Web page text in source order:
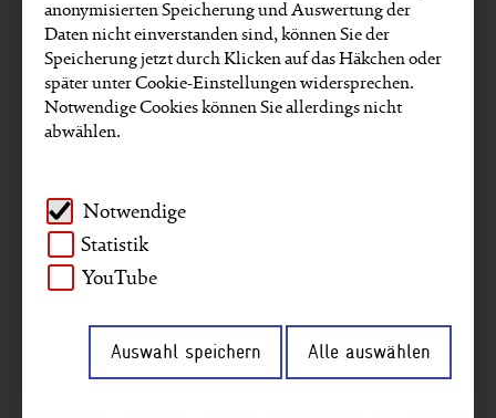
Umwelt und Klima Afrika Asien
Naher Osten Digitalisierung Interview
Agenda 2030 Südamerika
Artikel zu diesen SDGs finden:
anonymisierten Speicherung und Auswertung der
Daten nicht einverstanden sind, können Sie der
Speicherung jetzt durch Klicken auf das Häkchen oder
später unter Cookie-Einstellungen widersprechen.
Notwendige Cookies können Sie allerdings nicht
abwählen.
Notwendige
Statistik
YouTube
Auswahl speichern Alle auswählen